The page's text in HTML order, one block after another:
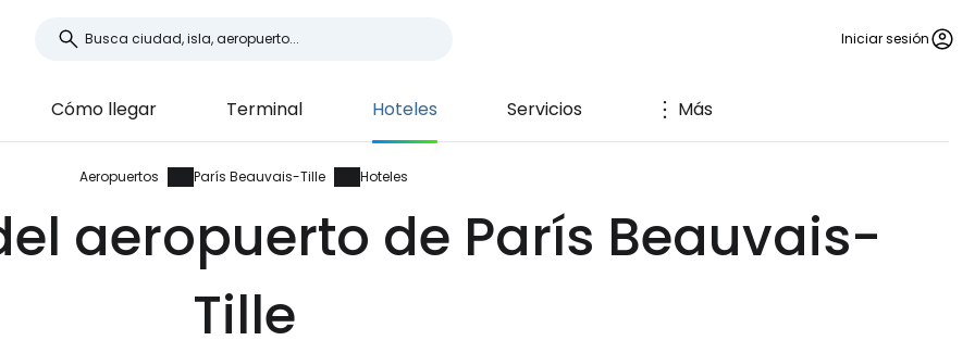
Iniciar sesión
Cómo llegar Terminal Hoteles Servicios Más
Aeropuertos París Beauvais-Tille Hoteles
aeropuerto de París Beauvais-
Tille